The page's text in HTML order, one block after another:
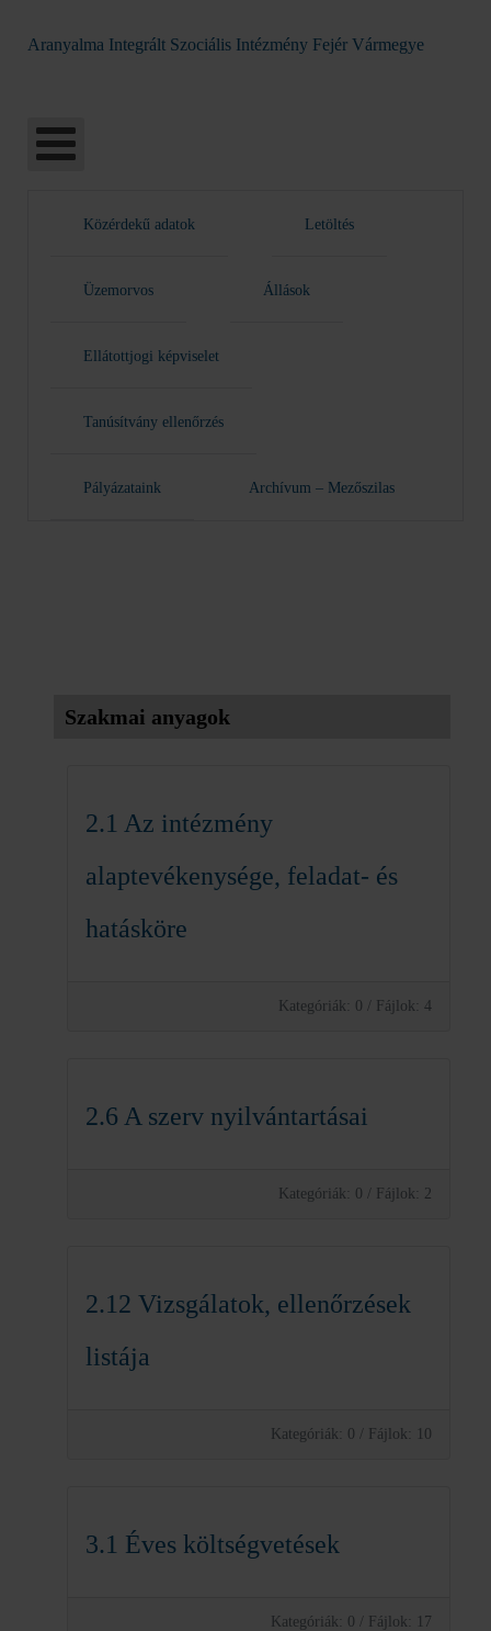
Aranyalma Integrált Szociális Intézmény Fejér Vármegye
Közérdekű adatok Letöltés
Üzemorvos Állások
Ellátottjogi képviselet
Tanúsítvány ellenőrzés
Pályázataink Archívum – Mezőszilas
Szakmai anyagok
2.1 Az intézmény
alaptevékenysége, feladat- és
hatásköre
Kategóriák: 0 / Fájlok: 4
2.6 A szerv nyilvántartásai
Kategóriák: 0 / Fájlok: 2
2.12 Vizsgálatok, ellenőrzések
listája
Kategóriák: 0 / Fájlok: 10
3.1 Éves költségvetések
Kategóriák: 0 / Fájlok: 17